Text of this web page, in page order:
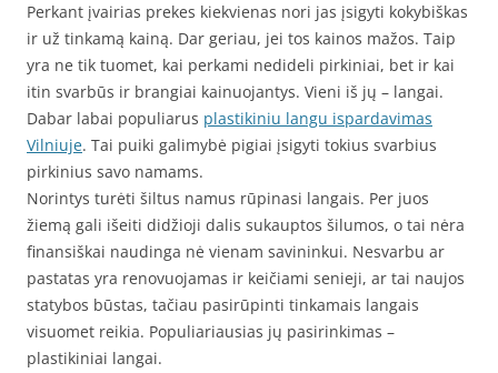
Perkant įvairias prekes kiekvienas nori jas įsigyti kokybiškas
ir už tinkamą kainą. Dar geriau, jei tos kainos mažos. Taip
yra ne tik tuomet, kai perkami nedideli pirkiniai, bet ir kai
itin svarbūs ir brangiai kainuojantys. Vieni iš jų – langai.
Dabar labai populiarus plastikiniu langu ispardavimas
Vilniuje. Tai puiki galimybė pigiai įsigyti tokius svarbius
pirkinius savo namams.
Norintys turėti šiltus namus rūpinasi langais. Per juos
žiemą gali išeiti didžioji dalis sukauptos šilumos, o tai nėra
finansiškai naudinga nė vienam savininkui. Nesvarbu ar
pastatas yra renovuojamas ir keičiami senieji, ar tai naujos
statybos būstas, tačiau pasirūpinti tinkamais langais
visuomet reikia. Populiariausias jų pasirinkimas –
plastikiniai langai.